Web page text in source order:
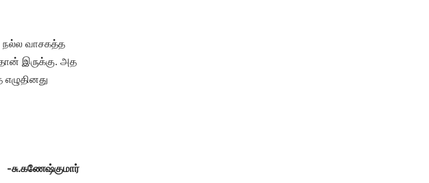
நல்ல வாசகத்த
இருக்கு. அத
-சு.கணேஷ்குமார்